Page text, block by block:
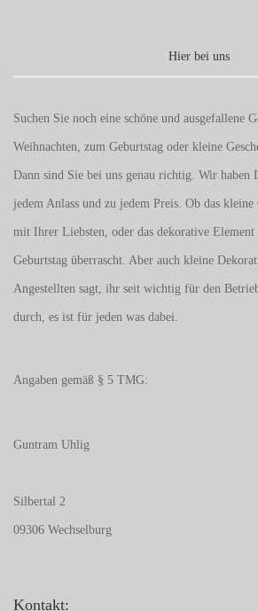
Hier bei uns
Suchen Sie noch eine schöne und ausgefallene
Weihnachten, zum Geburtstag oder kleine
Dann sind Sie bei uns genau richtig. Wir haben
jedem Anlass und zu jedem Preis. Ob das kleine
mit Ihrer Liebsten, oder das dekorative Element
Geburtstag überrascht. Aber auch kleine
Angestellten sagt, ihr seit wichtig für den
durch, es ist für jeden was dabei.
Angaben gemäß § 5 TMG:
Guntram Uhlig
Silbertal 2
09306 Wechselburg
Kontakt: